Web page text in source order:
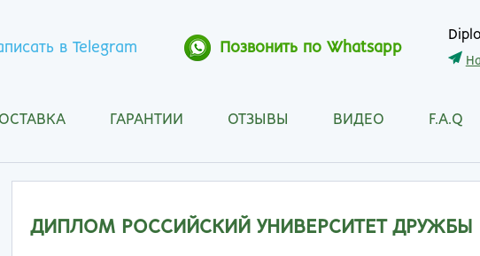
в Telegram Позвонить по Whatsapp
ГАРАНТИИ ОТЗЫВЫ ВИДЕО F.A.Q
Архангельск
Курган
ДИПЛОМ РОССИЙСКИЙ УНИВЕРСИТЕТ ДРУЖБЫ